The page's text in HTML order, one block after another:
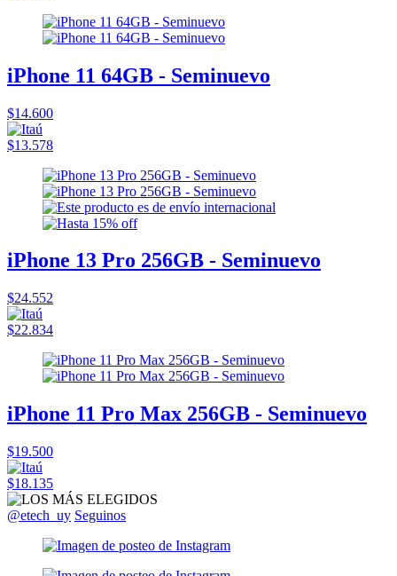
iPhone 11 64GB - Seminuevo
$14.600
$13.578
iPhone 13 Pro 256GB - Seminuevo
$24.552
$22.834
iPhone 11 Pro Max 256GB - Seminuevo
$19.500
$18.135
@etech_uy Seguinos